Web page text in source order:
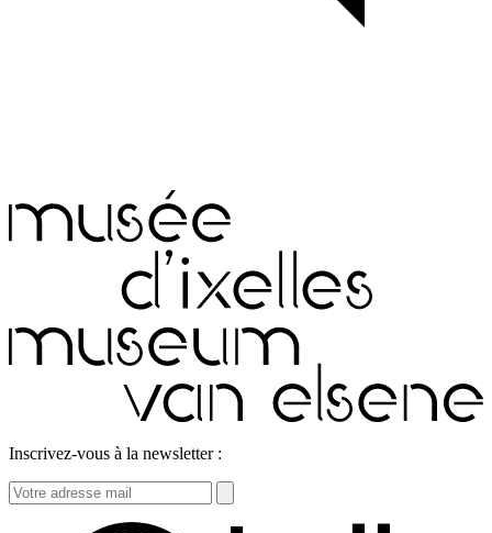
Inscrivez-vous à la newsletter :